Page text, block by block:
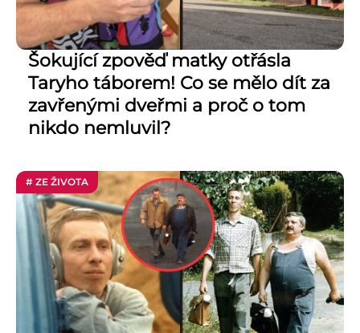
Šokující zpověď matky otřásla
Taryho táborem! Co se mělo dít za
zavřenými dveřmi a proč o tom
nikdo nemluvil?
# ZE ŽIVOTA